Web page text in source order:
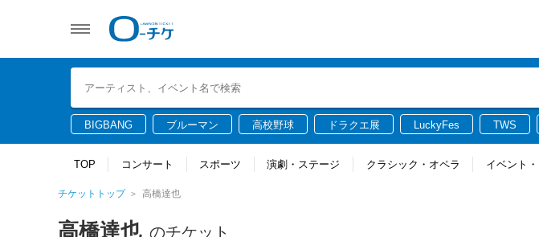
BIGBANG ブルーマン 高校野球 ドラクエ展 LuckyFes TWS
TOP コンサート スポーツ 演劇・ステージ クラシック・オペラ イベント
チケットトップ 高橋達也
高橋達也 のチケット